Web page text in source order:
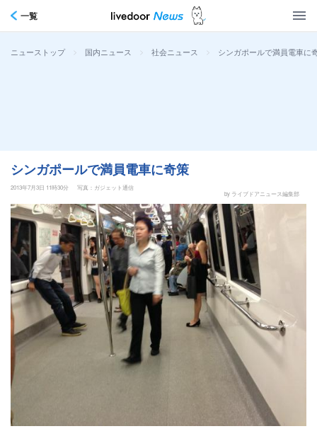
一覧
ニューストップ > 国内ニュース > 社会ニュース > シンガポールで満員電車に
シンガポールで満員電車に奇策
2013年7月3日 11時30分
写真：ガジェット通信
by ライブドアニュース編集部